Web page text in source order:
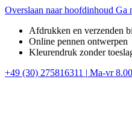
Overslaan naar hoofdinhoud Ga
Afdrukken en verzenden
Online pennen ontwerpen
Kleurendruk zonder
+49 (30) 275816311 | Ma-vr